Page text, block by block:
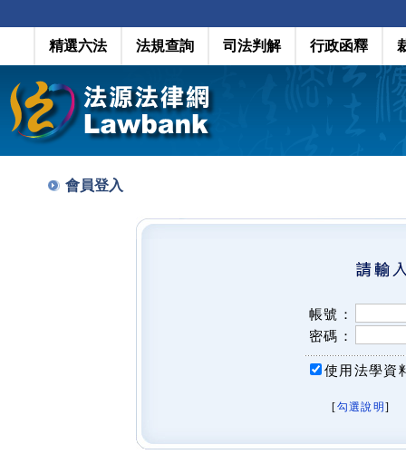
精選六法 法規查詢 司法判解 行政函釋
會員登入
帳號：
密碼：
使用法學資
[勾選說明 ]